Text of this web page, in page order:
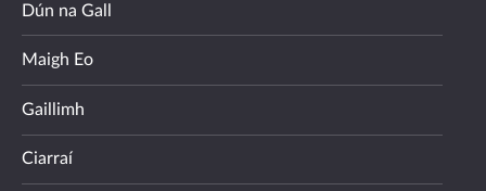
Dún na Gall
Maigh Eo
Gaillimh
Ciarraí